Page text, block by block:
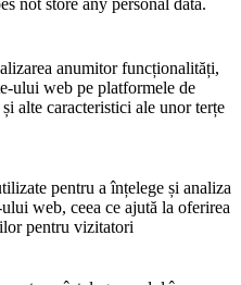
anumitor funcționalități,
ului web pe platformele de
alte caracteristici ale unor terțe
pentru a înțelege și analiza
web, ceea ce ajută la oferirea
pentru vizitatori